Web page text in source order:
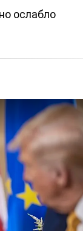
ослабло